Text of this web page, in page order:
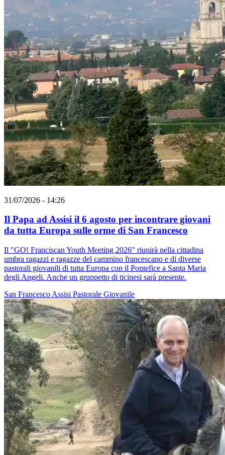
31/07/2026 - 14:26
Il Papa ad Assisi il 6 agosto per incontrare giovani
da tutta Europa sulle orme di San Francesco
Il "GO! Franciscan Youth Meeting 2026" riunirà nella cittadina
umbra ragazzi e ragazze del cammino francescano e di diverse
pastorali giovanili di tutta Europa con il Pontefice a Santa Maria
degli Angeli. Anche un gruppetto di ticinesi sarà presente.
San Francesco Assisi Pastorale Giovanile